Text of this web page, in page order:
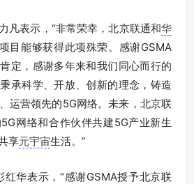
凡表示，“非常荣幸，北京联通和华
目能够获得此项殊荣。感谢GSMA
定，感谢多年来和我们同心而行的
承科学、开放、创新的理念，铸造
运营领先的5G网络。未来，北京联
网络和合作伙伴共建5G产业新生
享元宇宙生活。”
红华表示，“感谢GSMA授予北京联